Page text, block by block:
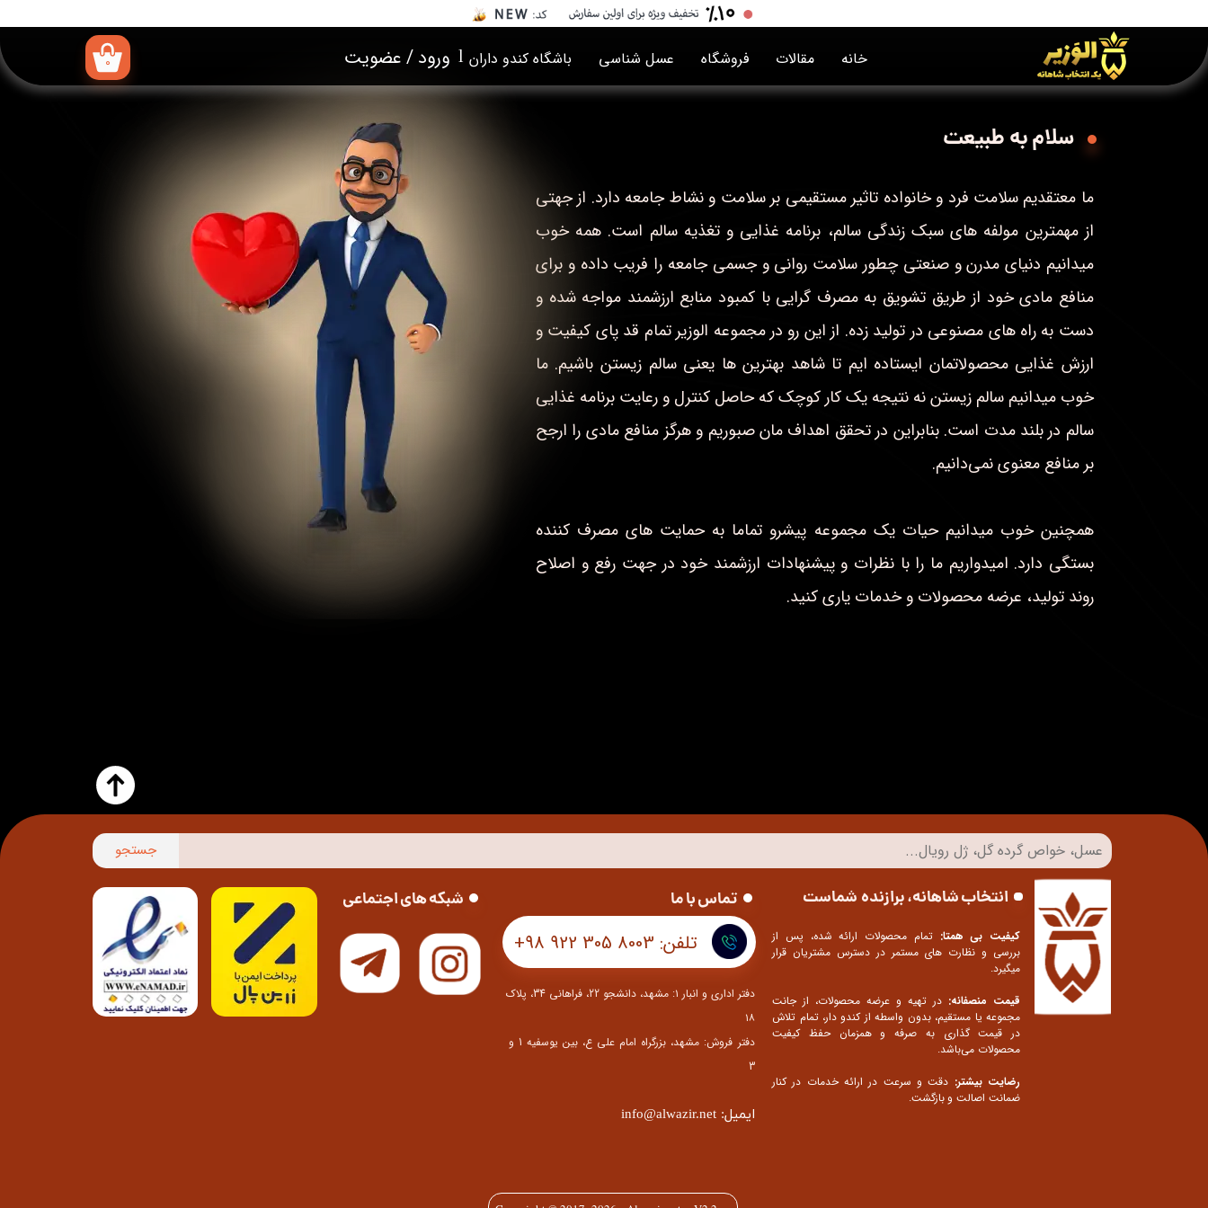
۰ ورود/عضویت
حساب کاربری من
تغییر گذر واژه
سفارشات
خروج از حساب کاربری
خانه مقالات فروشگاه عسل شناسی باشگاه کندو داران ​l
ما معتقدیم سلامت فرد و خانواده تاثیر مستقیمی بر سلامت و نشاط جامعه دارد. از جهتی
از مهمترین مولفه های سبک زندگی سالم، برنامه غذایی و تغذیه سالم است. همه خوب
میدانیم دنیای مدرن و صنعتی چطور سلامت روانی و جسمی جامعه را فریب داده و برای
منافع مادی خود از طریق تشویق به مصرف گرایی با کمبود منابع ارزشمند مواجه شده و
دست به راه های مصنوعی در تولید زده. از این رو در مجموعه الوزیر تمام قد پای کیفیت و
ارزش غذایی محصولاتمان ایستاده ایم تا شاهد بهترین ها یعنی سالم زیستن باشیم. ما
خوب میدانیم سالم زیستن نه نتیجه یک کار کوچک که حاصل کنترل و رعایت برنامه غذایی
سالم در بلند مدت است. بنابراین در تحقق اهداف مان صبوریم و هرگز منافع مادی را ارجح
بر منافع معنوی نمی‌دانیم.
همچنین خوب میدانیم حیات یک مجموعه پیشرو تماما به حمایت های مصرف کننده
بستگی دارد. امیدواریم ما را با نظرات و پیشنهادات ارزشمند خود در جهت رفع و اصلاح
روند تولید، عرضه محصولات و خدمات یاری کنید.
سلام به طبیعت
جستجو
تماس با ما
دفتر اداری و انبار ۱: مشهد، دانشجو 22، فراهانی 34، پلاک
۱۸
​​​​​​​دفتر فروش: مشهد، بزرگراه امام علی ع، بین یوسفیه 1 و
3
ایمیل: info@alwazir.net
کیفیت بی همتا:تمام محصولات ارائه شده، پس از
بررسی و نظارت های مستمر در دسترس مشتریان قرار
میگیرد.
قیمت منصفانه: در تهیه و عرضه محصولات، از جانت
مجموعه یا مستقیم، بدون واسطه از کندو دار، تمام تلاش
در قیمت گذاری به صرفه و همزمان حفظ کیفیت
محصولات می‌باشد.
رضایت بیشتر: دقت و سرعت در ارائه خدمات در کنار
ضمانت اصالت و بازگشت.
انتخاب شاهانه، برازنده شماست شبکه های اجتماعی
تلفن: 8003 305 922 98+